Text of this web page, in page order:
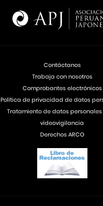
Contáctanos
Trabaja con nosotros
Comprobantes electrónicos
Política de privacidad de datos
Tratamiento de datos
videovigilancia
Derechos ARCO